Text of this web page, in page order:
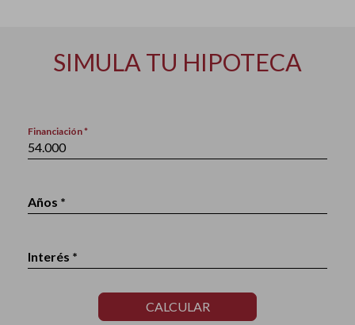
SIMULA TU HIPOTECA
Financiación *
Años *
Interés *
CALCULAR